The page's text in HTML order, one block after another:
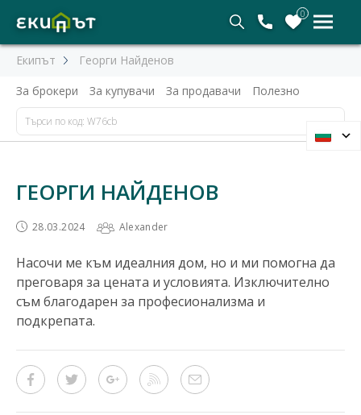
0
Екипът
Георги Найденов
За брокери
За купувачи За продавачи Полезно
ГЕОРГИ НАЙДЕНОВ
28.03.2024 Alexander
Насочи ме към идеалния дом, но и ми помогна да
преговаря за цената и условията. Изключително
съм благодарен за професионализма и
подкрепата.